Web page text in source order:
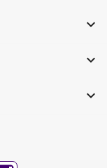


